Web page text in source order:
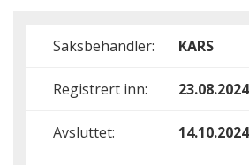
Saksbehandler: KARS
Registrert inn: 23.08.2024
Avsluttet: 14.10.2024